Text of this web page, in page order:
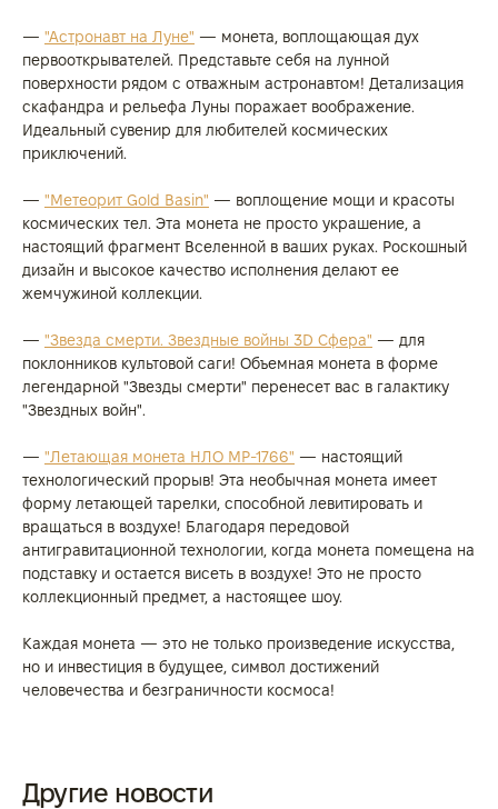
— "Астронавт на Луне" — монета, воплощающая дух
первооткрывателей. Представьте себя на лунной
поверхности рядом с отважным астронавтом! Детализация
скафандра и рельефа Луны поражает воображение.
Идеальный сувенир для любителей космических
приключений.
— "Метеорит Gold Basin" — воплощение мощи и красоты
космических тел. Эта монета не просто украшение, а
настоящий фрагмент Вселенной в ваших руках. Роскошный
дизайн и высокое качество исполнения делают ее
жемчужиной коллекции.
— "Звезда смерти. Звездные войны 3D Сфера" — для
поклонников культовой саги! Объемная монета в форме
легендарной "Звезды смерти" перенесет вас в галактику
"Звездных войн".
— "Летающая монета НЛО МР-1766" — настоящий
технологический прорыв! Эта необычная монета имеет
форму летающей тарелки, способной левитировать и
вращаться в воздухе! Благодаря передовой
антигравитационной технологии, когда монета помещена на
подставку и остается висеть в воздухе! Это не просто
коллекционный предмет, а настоящее шоу.
Каждая монета — это не только произведение искусства,
но и инвестиция в будущее, символ достижений
человечества и безграничности космоса!
Другие новости